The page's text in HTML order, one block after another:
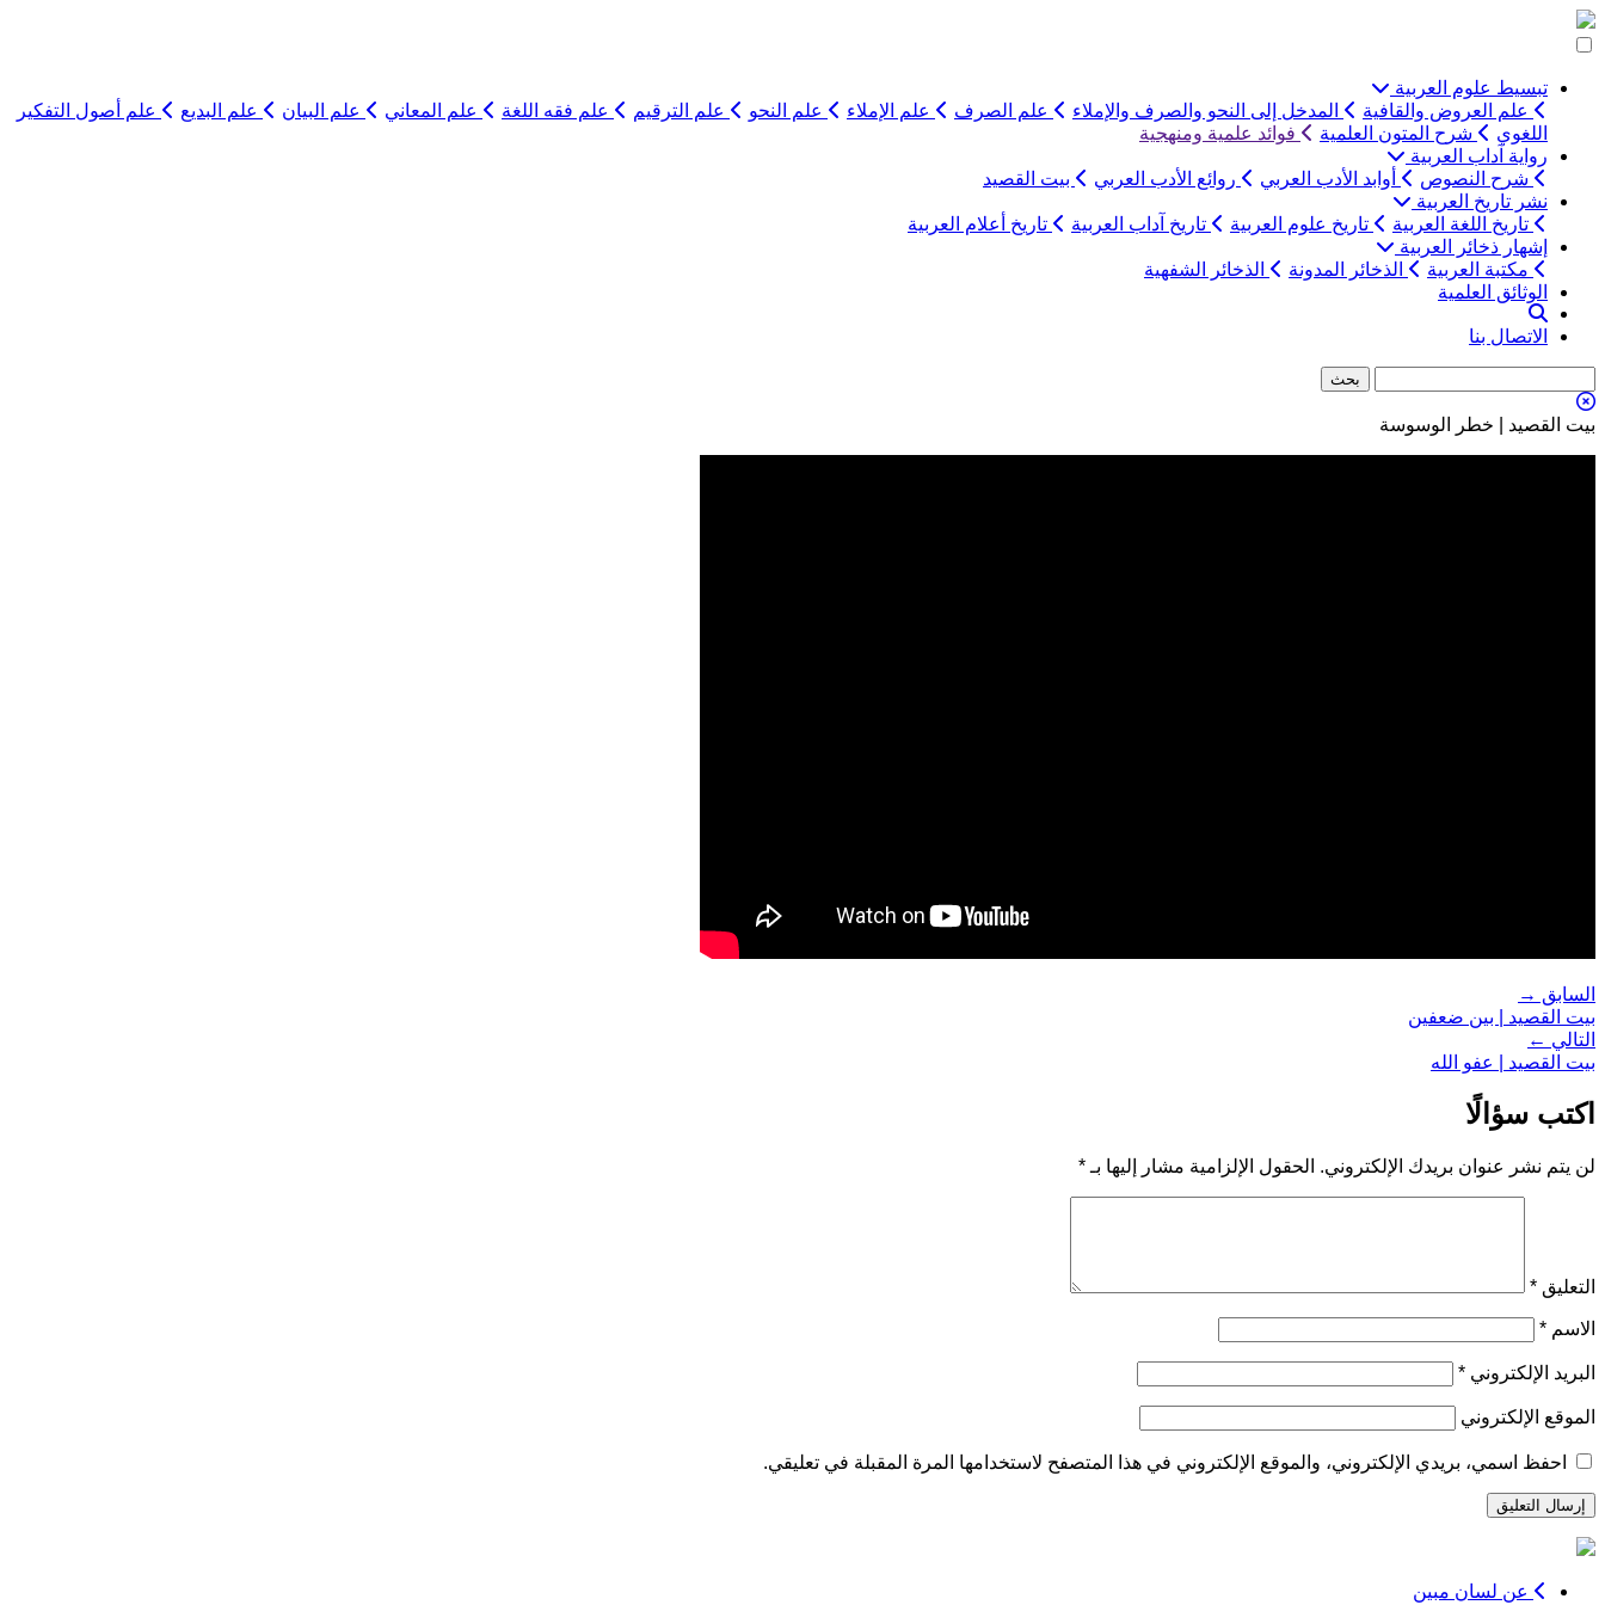
التخطي
إلى
تبسيط علوم العربية
علم العروض والقافية
المدخل إلى النحو والصرف والإملاء علم الصرف علم الإملاء علم النحو علم الترقيم علم فقه اللغة علم المعاني علم البيان علم البديع
علم أصول التفكير
اللغوي
شرح المتون العلمية
فوائد علمية ومنهجية
رواية آداب العربية
شرح النصوص
أوابد الأدب العربي روائع الأدب العربي
بيت القصيد
نشر تاريخ العربية
تاريخ اللغة العربية
تاريخ علوم العربية تاريخ آداب العربية
تاريخ أعلام العربية
إشهار ذخائر العربية
مكتبة العربية
الذخائر المدونة
الذخائر الشفهية
الوثائق العلمية
الاتصال بنا
بيت القصيد | خطر الوسوسة
السابق →
بيت القصيد | بين ضعفين
التالي ←
بيت القصيد | عفو الله
اكتب سؤالًا
لن يتم نشر عنوان بريدك الإلكتروني. الحقول الإلزامية مشار إليها بـ *
التعليق *
الاسم *
البريد الإلكتروني *
الموقع الإلكتروني
احفظ اسمي، بريدي الإلكتروني، والموقع الإلكتروني في هذا المتصفح لاستخدامها المرة المقبلة في تعليقي.
عن لسان مبين